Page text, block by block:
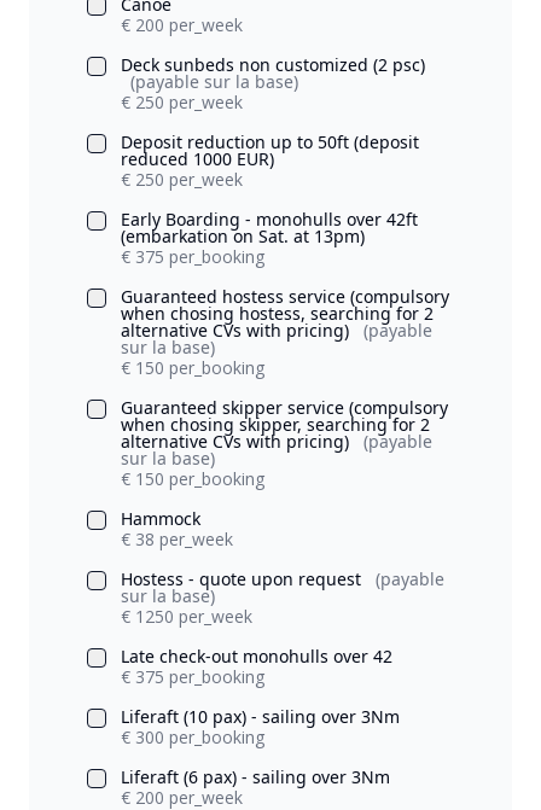
€ 200 per_week
Deck sunbeds non customized (2 psc)
(payable sur la base)
€ 250 per_week
Deposit reduction up to 50ft (deposit
reduced 1000 EUR)
€ 250 per_week
Early Boarding - monohulls over 42ft
(embarkation on Sat. at 13pm)
€ 375 per_booking
Guaranteed hostess service (compulsory
when chosing hostess, searching for 2
alternative CVs with pricing) (payable
sur la base)
€ 150 per_booking
Guaranteed skipper service (compulsory
when chosing skipper, searching for 2
alternative CVs with pricing) (payable
sur la base)
€ 150 per_booking
Hammock
€ 38 per_week
Hostess - quote upon request
(payable
sur la base)
€ 1250 per_week
Late check-out monohulls over 42
€ 375 per_booking
Liferaft (10 pax) - sailing over 3Nm
€ 300 per_booking
Liferaft (6 pax) - sailing over 3Nm
€ 200 per_week